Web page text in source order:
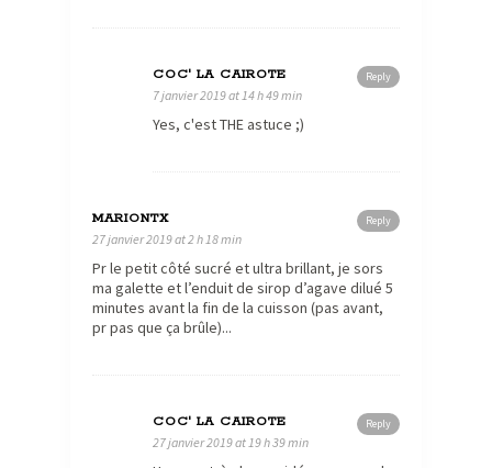
Reply
COC' LA CAIROTE
7 janvier 2019 at 14 h 49 min
Yes, c'est THE astuce ;)
Reply
MARIONTX
27 janvier 2019 at 2 h 18 min
Pr le petit côté sucré et ultra brillant, je sors
ma galette et l’enduit de sirop d’agave dilué 5
minutes avant la fin de la cuisson (pas avant,
pr pas que ça brûle)...
Reply
COC' LA CAIROTE
27 janvier 2019 at 19 h 39 min